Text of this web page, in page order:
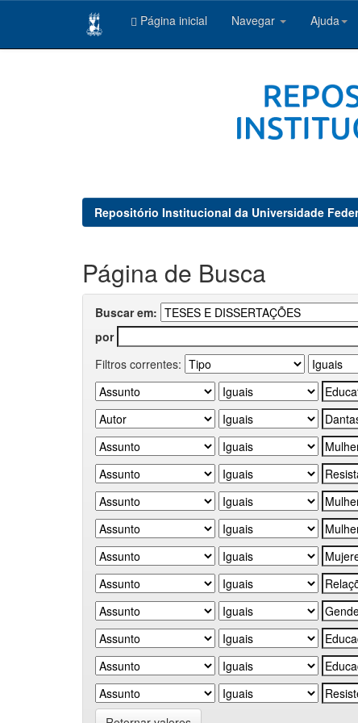
Página inicial Navegar Ajuda
Repositório Institucional da Universidade
Página de Busca
Buscar em:
por
Filtros correntes: